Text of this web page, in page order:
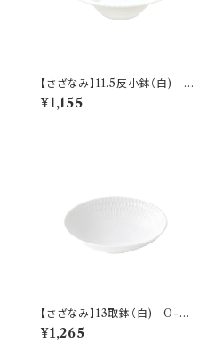
【さざなみ】11.5反小鉢（白) O
-M43301
¥1,155
【さざなみ】13取鉢（白) O-M
43201
¥1,265